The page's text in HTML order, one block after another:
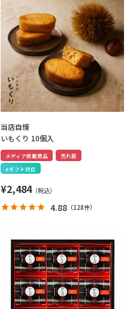
当店自慢
いもくり 10個入
メディア掲載商品
売れ筋
eギフト対応
¥2,484
4.88 （128件）